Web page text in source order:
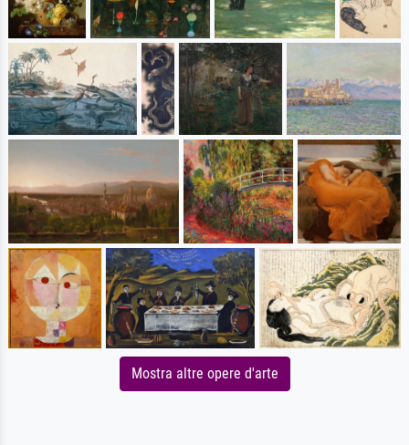
Mostra altre opere d'arte